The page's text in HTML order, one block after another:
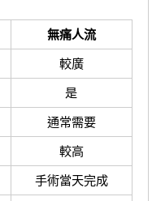
無痛人流
較廣
是
通常需要
較高
手術當天完成